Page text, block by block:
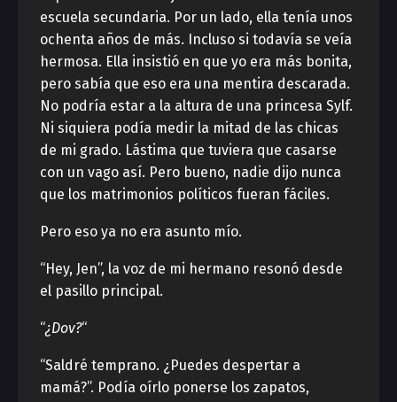
escuela secundaria. Por un lado, ella tenía unos
ochenta años de más. Incluso si todavía se veía
hermosa. Ella insistió en que yo era más bonita,
pero sabía que eso era una mentira descarada.
No podría estar a la altura de una princesa Sylf.
Ni siquiera podía medir la mitad de las chicas
de mi grado. Lástima que tuviera que casarse
con un vago así. Pero bueno, nadie dijo nunca
que los matrimonios políticos fueran fáciles.
Pero eso ya no era asunto mío.
“Hey, Jen”, la voz de mi hermano resonó desde
el pasillo principal.
“¿Dov?“
“Saldré temprano. ¿Puedes despertar a
mamá?”. Podía oírlo ponerse los zapatos,